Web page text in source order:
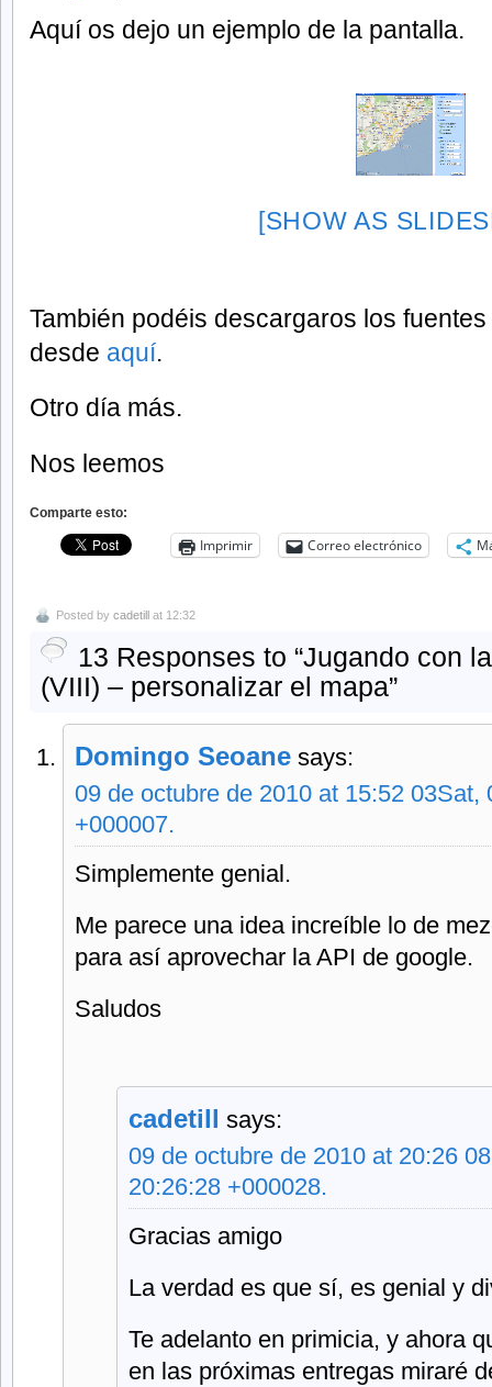
Aquí os dejo un ejemplo de la pantalla.
[SHOW AS
También podéis descargaros los
desde aquí.
Otro día más.
Nos leemos
Comparte esto:
Imprimir Correo electrónico
Posted by cadetill at 12:32
13 Responses to “Jugando con
(VIII) – personalizar el mapa”
Domingo Seoane says:
09 de octubre de 2010 at 15:52 03Sat,
+000007.
Simplemente genial.
Me parece una idea increíble lo de
para así aprovechar la API de google.
Saludos
cadetill says:
09 de octubre de 2010 at 20:26
20:26:28 +000028.
Gracias amigo
La verdad es que sí, es genial y
Te adelanto en primicia, y ahora
en las próximas entregas miraré